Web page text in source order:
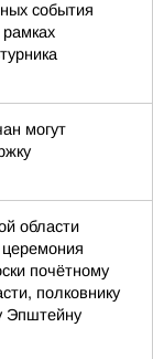
события
могут
области
почётному
полковнику
Эпштейну